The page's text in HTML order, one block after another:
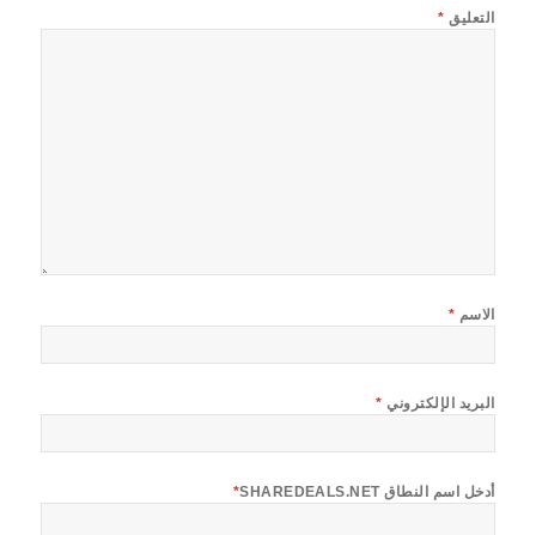
التعليق *
الاسم *
البريد الإلكتروني *
أدخل اسم النطاق SHAREDEALS.NET *